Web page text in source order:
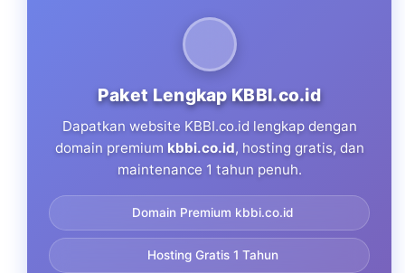
Paket Lengkap KBBI.co.id
Dapatkan website KBBI.co.id lengkap dengan
domain premium kbbi.co.id, hosting gratis, dan
maintenance 1 tahun penuh.
Domain Premium kbbi.co.id
Hosting Gratis 1 Tahun